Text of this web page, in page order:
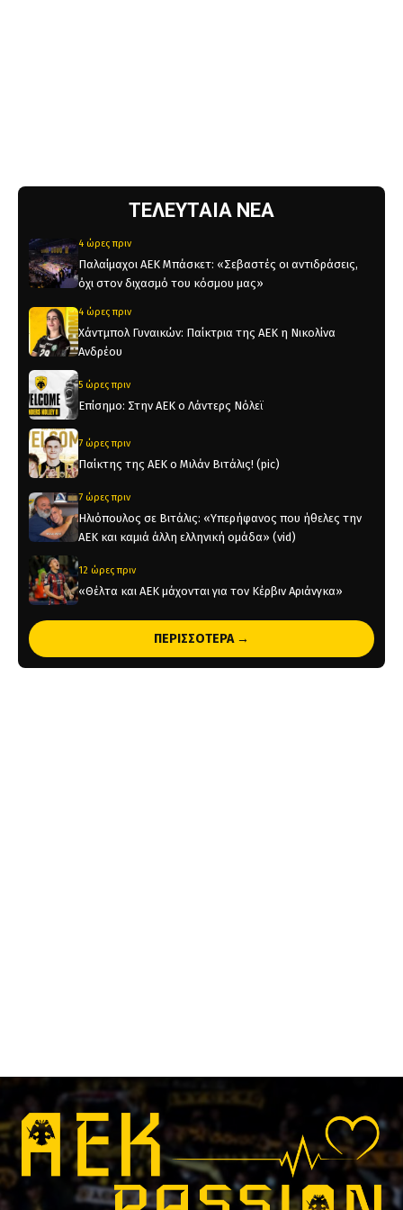
ΤΕΛΕΥΤΑΙΑ ΝΕΑ
4 ώρες πριν
Παλαίμαχοι ΑΕΚ Μπάσκετ: «Σεβαστές οι αντιδράσεις,
όχι στον διχασμό του κόσμου μας»
4 ώρες πριν
Χάντμπολ Γυναικών: Παίκτρια της ΑΕΚ η Νικολίνα
Ανδρέου
5 ώρες πριν
Επίσημο: Στην ΑΕΚ ο Λάντερς Νόλεϊ
7 ώρες πριν
Παίκτης της ΑΕΚ ο Μιλάν Βιτάλις! (pic)
7 ώρες πριν
Ηλιόπουλος σε Βιτάλις: «Υπερήφανος που ήθελες την
ΑΕΚ και καμιά άλλη ελληνική ομάδα» (vid)
12 ώρες πριν
«Θέλτα και ΑΕΚ μάχονται για τον Κέρβιν Αριάνγκα»
Όλη η Κρήτη «Κιτρινόμαυρη» : Ολοταχώς για sold out
ΠΕΡΙΣΣΟΤΕΡΑ →